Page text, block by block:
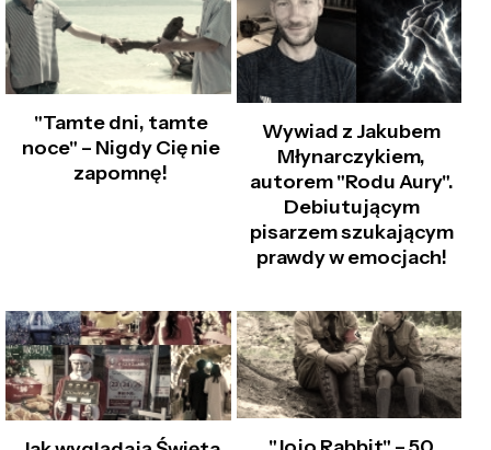
"Tamte dni, tamte
noce" – Nigdy Cię nie
zapomnę!
Wywiad z Jakubem
Młynarczykiem,
autorem "Rodu Aury".
Debiutującym
pisarzem szukającym
prawdy w emocjach!